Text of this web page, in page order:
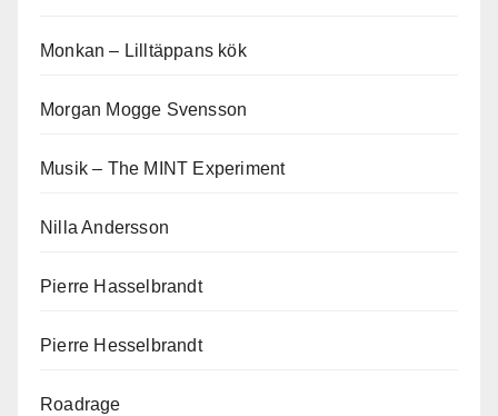
Monkan – Lilltäppans kök
Morgan Mogge Svensson
Musik – The MINT Experiment
Nilla Andersson
Pierre Hasselbrandt
Pierre Hesselbrandt
Roadrage